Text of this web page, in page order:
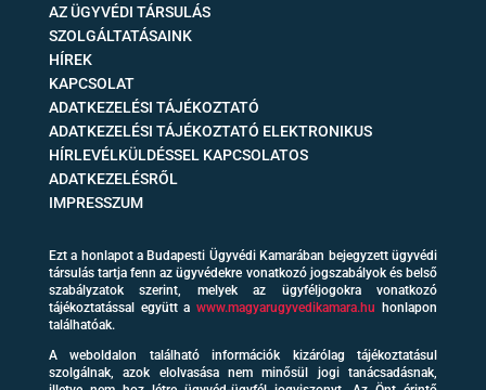
AZ ÜGYVÉDI TÁRSULÁS
SZOLGÁLTATÁSAINK
HÍREK
KAPCSOLAT
ADATKEZELÉSI TÁJÉKOZTATÓ
ADATKEZELÉSI TÁJÉKOZTATÓ ELEKTRONIKUS
HÍRLEVÉLKÜLDÉSSEL KAPCSOLATOS
ADATKEZELÉSRŐL
IMPRESSZUM
Ezt a honlapot a Budapesti Ügyvédi Kamarában bejegyzett ügyvédi
társulás tartja fenn az ügyvédekre vonatkozó jogszabályok és belső
szabályzatok szerint, melyek az ügyféljogokra vonatkozó
tájékoztatással együtt awww.magyarugyvedikamara.hu honlapon
találhatóak.
A weboldalon található információk kizárólag tájékoztatásul
szolgálnak, azok elolvasása nem minősül jogi tanácsadásnak,